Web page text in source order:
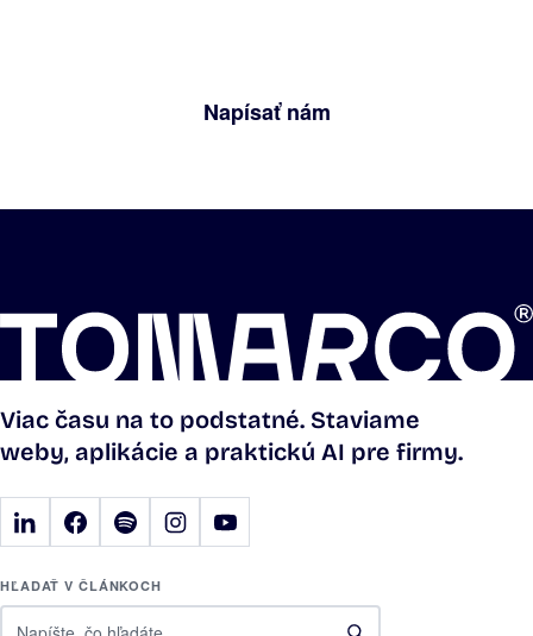
Napísať nám
Viac času na to podstatné. Staviame
weby, aplikácie a praktickú AI pre firmy.
HĽADAŤ V ČLÁNKOCH